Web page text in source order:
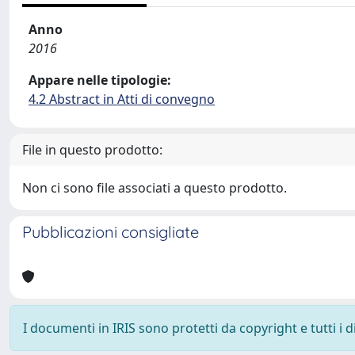
Anno
2016
Appare nelle tipologie:
4.2 Abstract in Atti di convegno
File in questo prodotto:
Non ci sono file associati a questo prodotto.
Pubblicazioni consigliate
I documenti in IRIS sono protetti da copyright e tutti i